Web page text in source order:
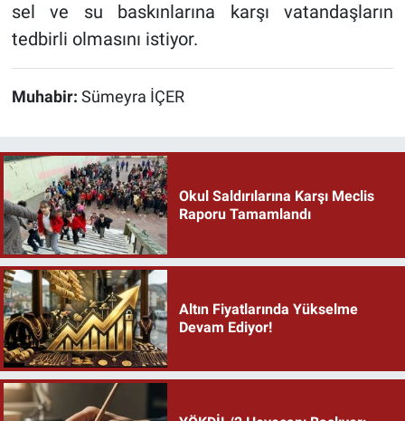
sel ve su baskınlarına karşı vatandaşların
tedbirli olmasını istiyor.
Muhabir: Sümeyra İÇER
Okul Saldırılarına Karşı Meclis
Raporu Tamamlandı
Altın Fiyatlarında Yükselme
Devam Ediyor!